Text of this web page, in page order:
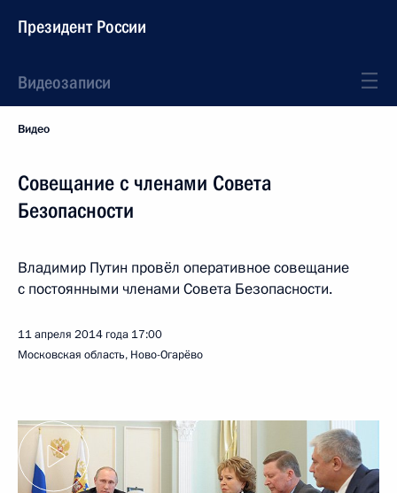
Президент России
Видеозаписи
Видео
Совещание с членами Совета
Безопасности
Владимир Путин провёл оперативное совещание
с постоянными членами Совета Безопасности.
11 апреля 2014 года 17:00
Московская область, Ново-Огарёво